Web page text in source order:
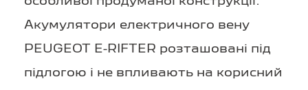
Акумулятори електричного вену
PEUGEOT E-RIFTER розташовані під
підлогою і не впливають на корисний